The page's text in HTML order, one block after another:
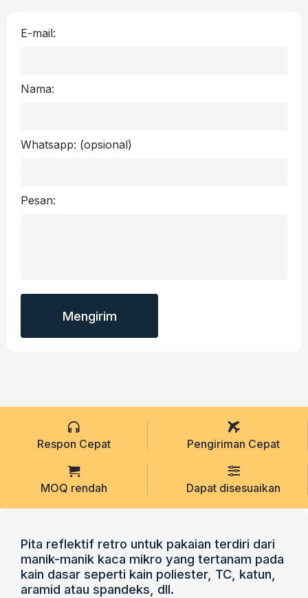
E-mail:
Nama:
Whatsapp: (opsional)
Pesan:
Respon Cepat Pengiriman Cepat
MOQ rendah Dapat disesuaikan
Pita reflektif retro untuk pakaian terdiri dari
manik-manik kaca mikro yang tertanam pada
kain dasar seperti kain poliester, TC, katun,
aramid atau spandeks, dll.